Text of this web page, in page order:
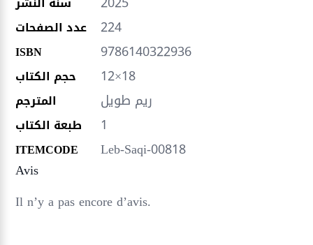
عدد الصفحات 224
ISBN 9786140322936
حجم الكتاب 12×18
المترجم ريم طويل
طبعة الكتاب 1
ITEMCODE
Leb-Saqi-00818
Avis
Il n’y a pas encore d’avis.